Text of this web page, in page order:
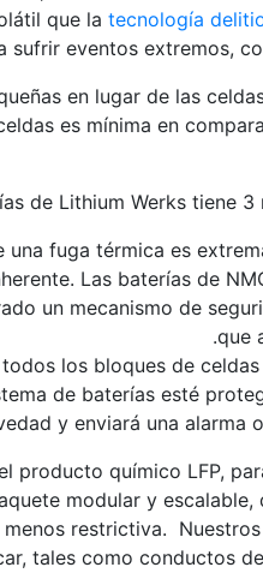
que la tecnología de
sufrir eventos extremos,
en lugar de las
es mínima en
de Lithium Werks tiene
fuga térmica es
Las baterías de
un mecanismo de
que
los bloques de
de baterías esté
y enviará una alarma
producto químico LFP,
modular y
menos restrictiva.
tales como conductos